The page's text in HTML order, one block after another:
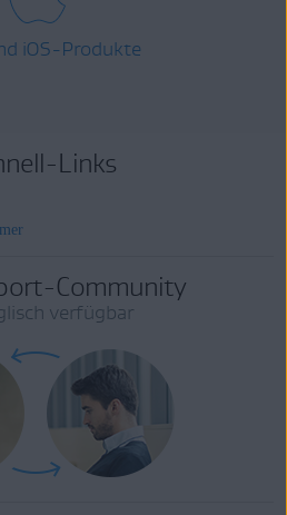
iOS-Produkte
Links
Community
verfügbar